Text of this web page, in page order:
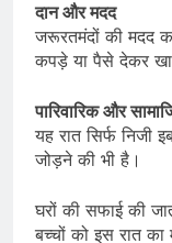
दान और मदद
जरूरतमंदों की मदद
कपड़े या पैसे देकर
पारिवारिक और
यह रात सिर्फ निजी
जोड़ने की भी है।
घरों की सफाई की
बच्चों को इस रात